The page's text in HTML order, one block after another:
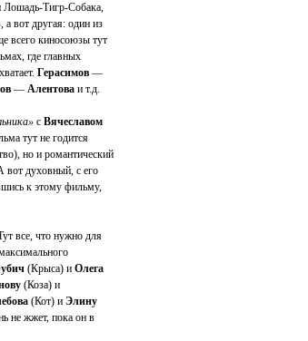
Лошадь-Тигр-Собака,
вот другая: один из
всего киносоюзы тут
где главных
Герасимов —
— Алентова и т.д.
с Вячеславом
тут не годится
но и романтический
вот духовный, с его
к этому фильму,
все, что нужно для
(Крыса) и Олега
(Коза) и
(Кот) и Элину
не жжет, пока он в